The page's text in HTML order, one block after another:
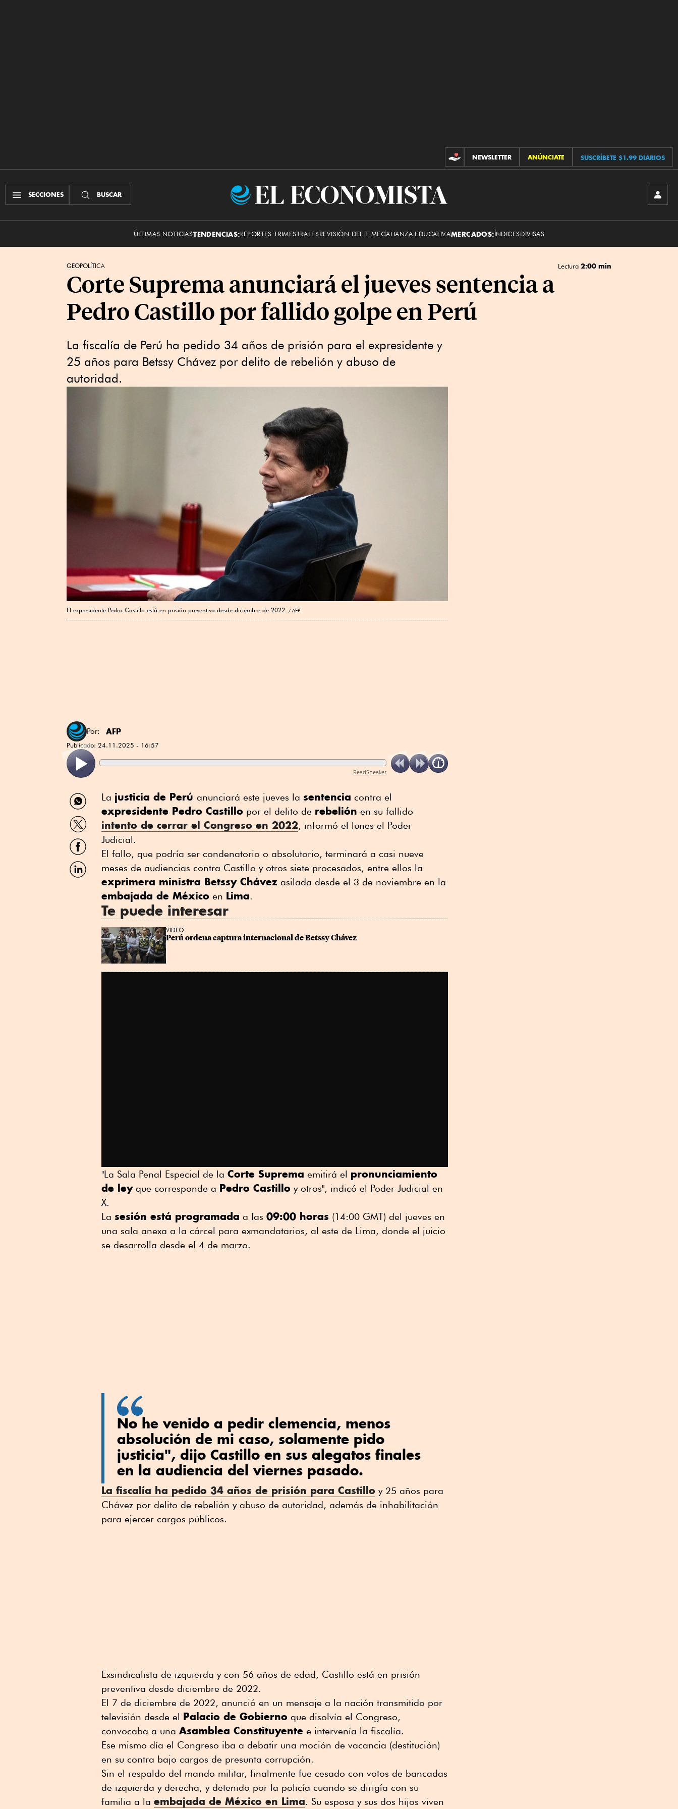
CONTRIBUCIONES
NEWSLETTER ANÚNCIATE SUSCRÍBETE $1.99 DIARIOS
SECCIONES BUSCAR
El
ÚLTIMAS NOTICIASTENDENCIAS:REPORTES TRIMESTRALESREVISIÓN DEL T-MECALIANZA EDUCATIVAMERCADOS:ÍNDICESDIVISAS
GEOPOLÍTICA Lectura 2:00 min
Corte Suprema anunciará el jueves sentencia a
Pedro Castillo por fallido golpe en Perú
La fiscalía de Perú ha pedido 34 años de prisión para el expresidente y
25 años para Betssy Chávez por delito de rebelión y abuso de
autoridad.
El expresidente Pedro Castillo está en prisión preventiva desde diciembre de 2022. AFP
Por: AFP
Publicado: 24.11.2025 - 16:57
ReadSpeaker
Compartir
por
WhatsApp
Compartir
por
Twitter
Compartir
por
Facebook
Compartir
por
La justicia de Perú anunciará este jueves la sentencia contra el
expresidente Pedro Castillo por el delito de rebelión en su fallido
intento de cerrar el Congreso en 2022, informó el lunes el Poder
Judicial.
El fallo, que podría ser condenatorio o absolutorio, terminará a casi nueve
meses de audiencias contra Castillo y otros siete procesados, entre ellos la
exprimera ministra Betssy Chávez asilada desde el 3 de noviembre en la
embajada de México en Lima.
Te puede interesar
VIDEO
Perú ordena captura internacional de Betssy Chávez
"La Sala Penal Especial de la Corte Suprema emitirá el pronunciamiento
de leyque corresponde a Pedro Castillo y otros", indicó el Poder Judicial en
X.
La sesión está programada a las 09:00 horas (14:00 GMT) del jueves en
una sala anexa a la cárcel para exmandatarios, al este de Lima, donde el juicio
se desarrolla desde el 4 de marzo.
No he venido a pedir clemencia, menos
absolución de mi caso, solamente pido
justicia", dijo Castillo en sus alegatos finales
en la audiencia del viernes pasado.
La fiscalía ha pedido 34 años de prisión para Castillo y 25 años para
Chávez por delito de rebelión y abuso de autoridad, además de inhabilitación
para ejercer cargos públicos.
Exsindicalista de izquierda y con 56 años de edad, Castillo está en prisión
preventiva desde diciembre de 2022.
El 7 de diciembre de 2022, anunció en un mensaje a la nación transmitido por
televisión desde el Palacio de Gobierno que disolvía el Congreso,
convocaba a una Asamblea Constituyente e intervenía la fiscalía.
Ese mismo día el Congreso iba a debatir una moción de vacancia (destitución)
en su contra bajo cargos de presunta corrupción.
Sin el respaldo del mando militar, finalmente fue cesado con votos de bancadas
de izquierda y derecha, y detenido por la policía cuando se dirigía con su
familia a la embajada de México en Lima. Su esposa y sus dos hijos viven